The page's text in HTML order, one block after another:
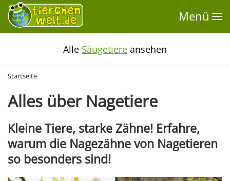
Menü
Alle Säugetiere ansehen
Startseite
Alles über Nagetiere
Kleine Tiere, starke Zähne! Erfahre,
warum die Nagezähne von Nagetieren
so besonders sind!